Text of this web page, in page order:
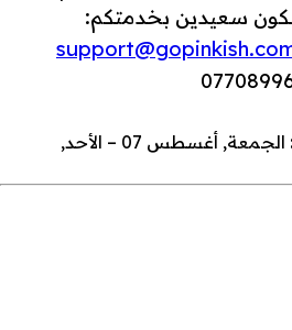
سعيدين بخدمتكم:
الجمعة, أغسطس 07 – الأحد,